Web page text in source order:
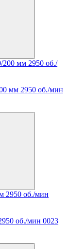
мм 2950 об./мин
об./мин 0023